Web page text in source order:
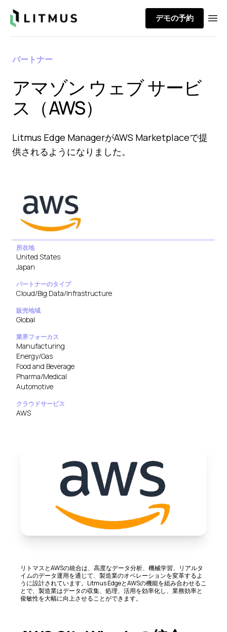
Litmus デモの予約
パートナー
アマゾン ウェブ サービ
ス（AWS）
Litmus Edge ManagerがAWS Marketplaceで提
供されるようになりました。
所在地
United States
Japan
パートナーのタイプ
Cloud/Big Data/Infrastructure
販売地域
Global
業界フォーカス
Manufacturing
Energy/Gas
Food and Beverage
Pharma/Medical
Automotive
クラウドサービス
AWS
リトマスとAWSの統合は、高度なデータ分析、機械学習、リアルタ
イムのデータ運用を通じて、製造業のオペレーションを変革するよ
うに設計されています。Litmus EdgeとAWSの機能を組み合わせるこ
とで、製造業はデータの収集、処理、活用を効率化し、業務効率と
俊敏性を大幅に向上させることができます。